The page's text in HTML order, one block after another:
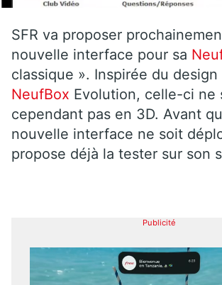
SFR va proposer
nouvelle interface pour sa
classique ». Inspirée du design
NeufBox Evolution, celle-ci ne
cependant pas en 3D. Avant
nouvelle interface ne soit
propose déjà la tester sur son
Publicité